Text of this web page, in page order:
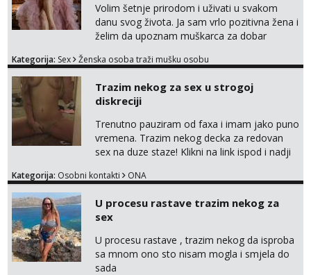
Volim šetnje prirodom i uživati u svakom
danu svog života. Ja sam vrlo pozitivna žena i
želim da upoznam muškarca za dobar
na link ispod i nadji me tamo, cekam te!
Kategorija: Sex Ženska osoba traži mušku osobu
Trazim nekog za sex u strogoj
diskreciji
Trenutno pauziram od faxa i imam jako puno
vremena. Trazim nekog decka za redovan
sex na duze staze! Klikni na link ispod i nadji
Kategorija: Osobni kontakti ONA
U procesu rastave trazim nekog za
sex
U procesu rastave , trazim nekog da isproba
sa mnom ono sto nisam mogla i smjela do
sada